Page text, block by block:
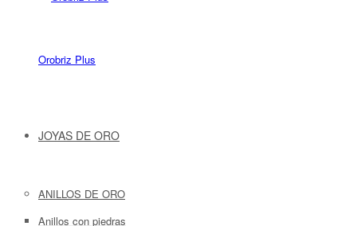
Orobriz Plus
JOYAS DE ORO
ANILLOS DE ORO
Anillos con piedras